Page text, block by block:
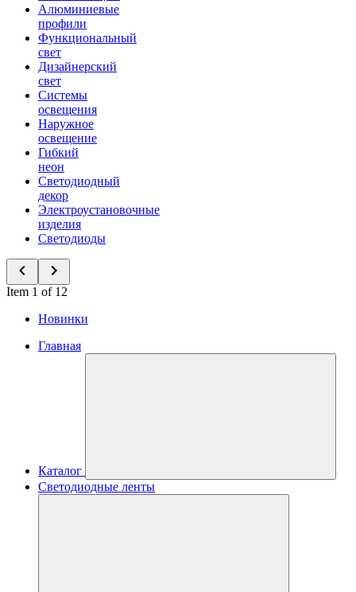
Алюминиевые
профили
Функциональный
свет
Дизайнерский
свет
Системы
освещения
Наружное
освещение
Гибкий
неон
Светодиодный
декор
Электроустановочные
изделия
Светодиоды
Item 1 of 12
Новинки
Главная
Каталог
Светодиодные ленты